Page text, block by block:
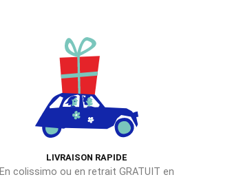
LIVRAISON RAPIDE
En colissimo ou en retrait GRATUIT en